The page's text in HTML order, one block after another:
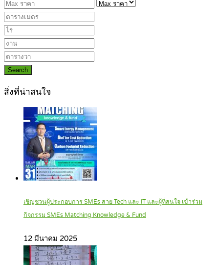
Search
สิ่งที่น่าสนใจ
เชิญชวนผู้ประกอบการ SMEs สาย Tech และ IT และผู้ที่สนใจ เข้าร่วม
กิจกรรม SMEs Matching Knowledge & Fund
12 มีนาคม 2025